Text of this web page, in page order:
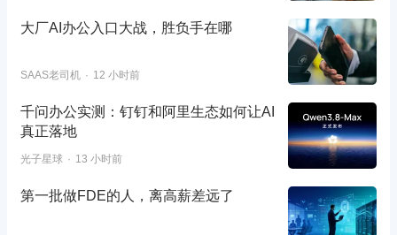
大厂AI办公入口大战，胜负手在哪
SAAS老司机 12 小时前
千问办公实测：钉钉和阿里生态如何让AI
真正落地
光子星球 13 小时前
第一批做FDE的人，离高薪差远了